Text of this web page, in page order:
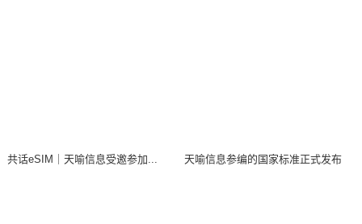
共话eSIM｜天喻信息受邀参加... 天喻信息参编的国家标准正式发布